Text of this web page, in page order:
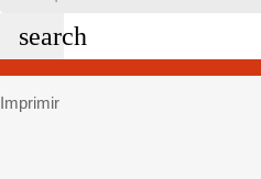
search
Imprimir